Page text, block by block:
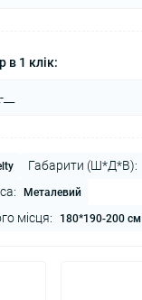
в 1 клік:
Габарити (Ш*Д*В):
Металевий
місця: 180*190-200 см